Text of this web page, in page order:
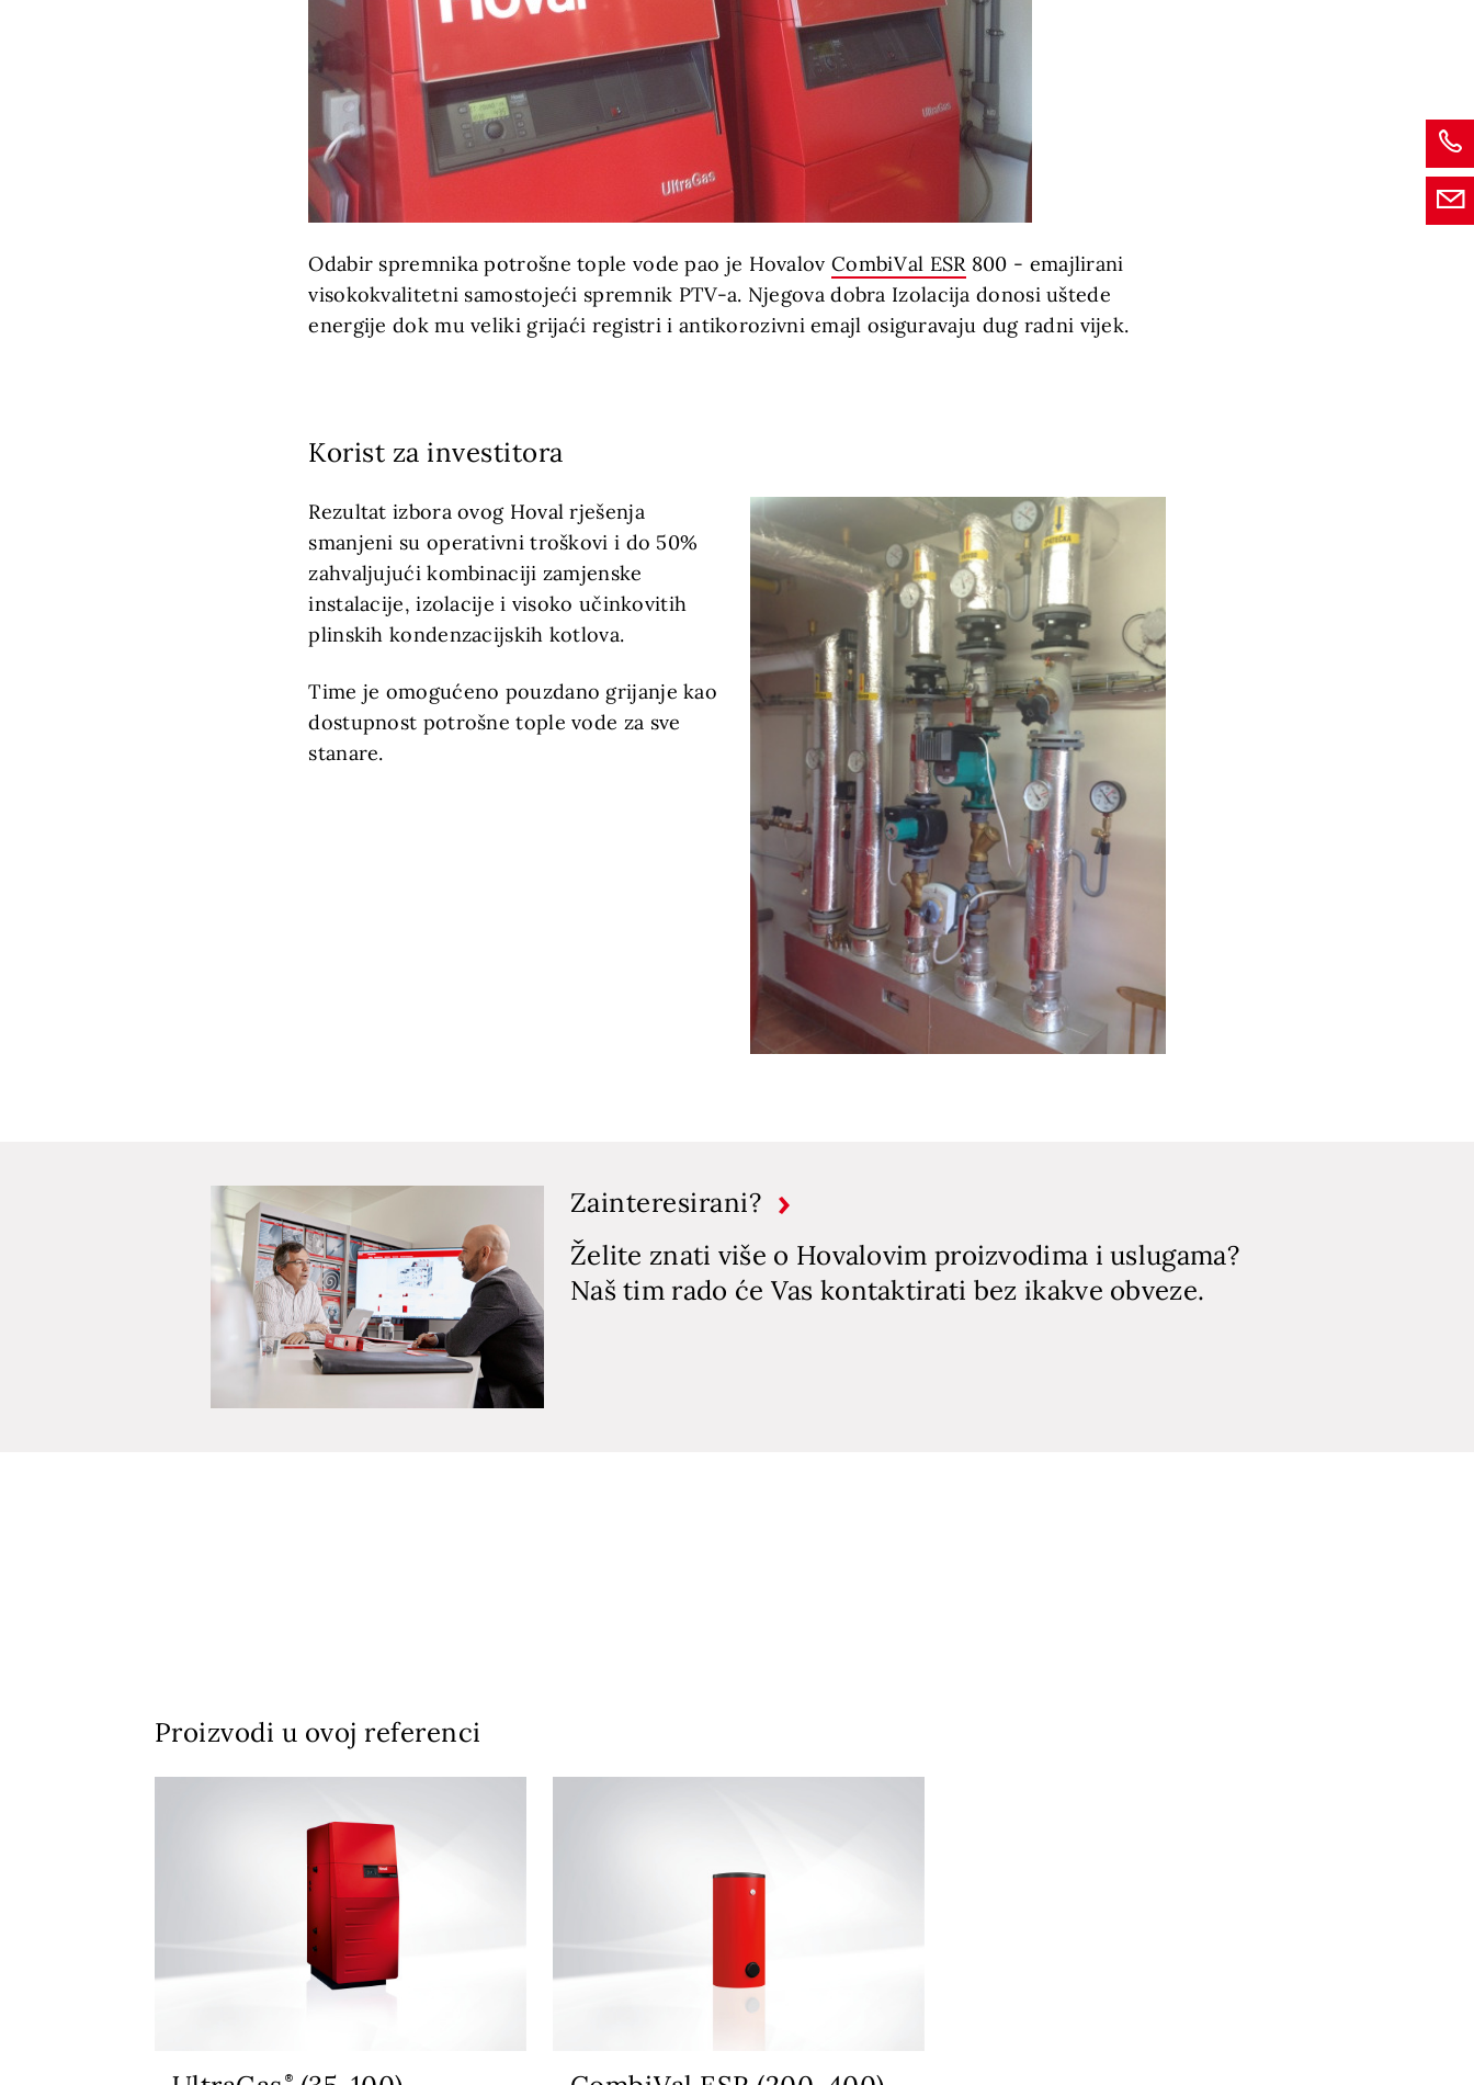
Odabir spremnika potrošne tople vode pao je Hovalov CombiVal ESR800 - emajlirani
visokokvalitetni samostojeći spremnik PTV-a. Njegova dobra Izolacija donosi uštede
energije dok mu veliki grijaći registri i antikorozivni emajl osiguravaju dug radni vijek.
Korist za investitora
Rezultat izbora ovog Hoval rješenja
smanjeni su operativni troškovi i do 50%
zahvaljujući kombinaciji zamjenske
instalacije, izolacije i visoko učinkovitih
plinskih kondenzacijskih kotlova.
Time je omogućeno pouzdano grijanje kao
dostupnost potrošne tople vode za sve
stanare.
Zainteresirani?
Želite znati više o Hovalovim proizvodima i uslugama?
Naš tim rado će Vas kontaktirati bez ikakve obveze.
Proizvodi u ovoj referenci